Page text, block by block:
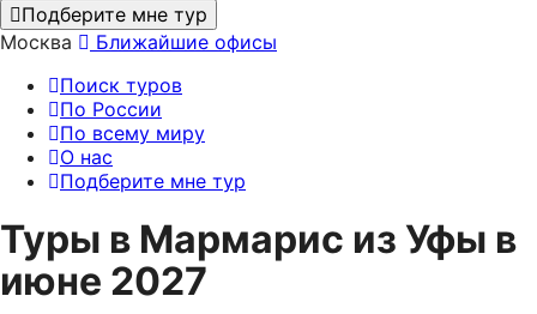
Подберите мне тур
Москва
Ближайшие офисы
Поиск туров
По России
По всему миру
О нас
Подберите мне тур
Туры в Мармарис из Уфы в
июне 2027